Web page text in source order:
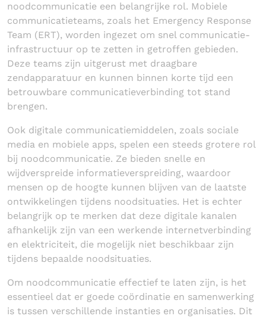
noodcommunicatie een belangrijke rol. Mobiele
communicatieteams, zoals het Emergency Response
Team (ERT), worden ingezet om snel communicatie-
infrastructuur op te zetten in getroffen gebieden.
Deze teams zijn uitgerust met draagbare
zendapparatuur en kunnen binnen korte tijd een
betrouwbare communicatieverbinding tot stand
brengen.
Ook digitale communicatiemiddelen, zoals sociale
media en mobiele apps, spelen een steeds grotere rol
bij noodcommunicatie. Ze bieden snelle en
wijdverspreide informatieverspreiding, waardoor
mensen op de hoogte kunnen blijven van de laatste
ontwikkelingen tijdens noodsituaties. Het is echter
belangrijk op te merken dat deze digitale kanalen
afhankelijk zijn van een werkende internetverbinding
en elektriciteit, die mogelijk niet beschikbaar zijn
tijdens bepaalde noodsituaties.
Om noodcommunicatie effectief te laten zijn, is het
essentieel dat er goede coördinatie en samenwerking
is tussen verschillende instanties en organisaties. Dit